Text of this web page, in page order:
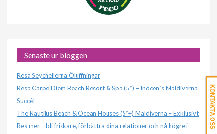
Senaste ur bloggen
Resa Seychellerna Öluffningar
Resa Carpe Diem Beach Resort & Spa (5*) – Indcen´s Maldiverna
Succé!
The Nautilus Beach & Ocean Houses (5*+) Maldiverna – Exklusivt
Res mer – bli friskare, förbättra dina relationer och nå högre i
KONTAKTA OSS